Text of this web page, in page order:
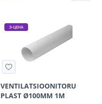
Э-ЦЕНА
VENTILATSIOONITORU
PLAST Ø100MM 1M